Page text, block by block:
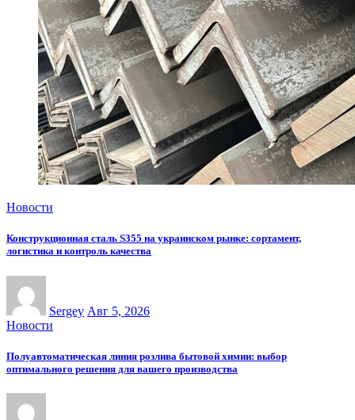
Новости
Конструкционная сталь S355 на украинском рынке: сортамент,
логистика и контроль качества
Sergey Авг 5, 2026
Новости
Полуавтоматическая линия розлива бытовой химии: выбор
оптимального решения для вашего производства